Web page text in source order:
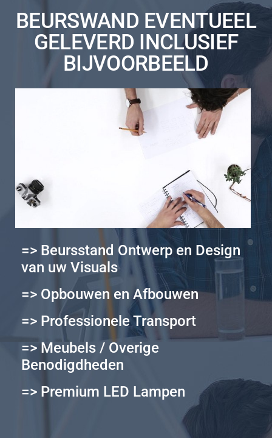
BEURSWAND EVENTUEEL
GELEVERD INCLUSIEF
BIJVOORBEELD
=> Beursstand Ontwerp en Design
van uw Visuals
=> Opbouwen en Afbouwen
=> Professionele Transport
=> Meubels / Overige
Benodigdheden
=> Premium LED Lampen